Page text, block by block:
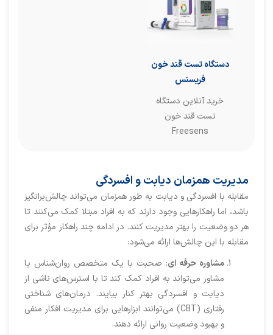
دستگاه تست قند خون
فریسنس
خرید آنلاین دستگاه
تست قند خون
Freesens
مدیریت همزمان دیابت و افسردگی
مقابله با افسردگی و دیابت به طور همزمان می‌تواند چالش‌برانگیز
باشد، اما راهکارهایی وجود دارند که به افراد مبتلا کمک می‌کنند تا
هر دو وضعیت را بهتر مدیریت کنند. در ادامه چند راهکار مؤثر برای
مقابله با این چالش‌ها ارائه می‌شود:
مشاوره حرفه‌ ای: صحبت با یک متخصص روان‌شناس یا
مشاور می‌تواند به افراد کمک کند تا با استرس‌های ناشی از
دیابت و افسردگی بهتر کنار بیایند. درمان‌های شناختی
رفتاری (CBT) می‌توانند ابزارهایی برای مدیریت افکار منفی
و بهبود وضعیت روانی ارائه دهند.